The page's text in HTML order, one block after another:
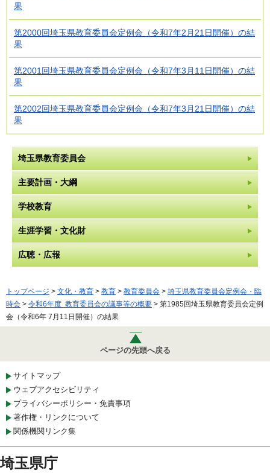
果
第2000回埼玉県教育委員会定例会（令和7年2月21日開催）の結
果
第2001回埼玉県教育委員会定例会（令和7年3月11日開催）の結
果
第2002回埼玉県教育委員会定例会（令和7年3月21日開催）の結
果
埼玉県教育委員会
主要計画・大綱
学校教育
生涯学習・文化財
広聴・広報
トップページ > 文化・教育 > 教育 > 教育委員会 > 埼玉県教育委員会定例会・臨
時会 > 令和6年度 教育委員会の議事等の概要 > 第1985回埼玉県教育委員会定例
会（令和6年 7月11日開催）の結果
ページの先頭へ戻る
サイトマップ
ウェブアクセシビリティ
プライバシーポリシー・免責事項
著作権・リンクについて
関係機関リンク集
埼玉県庁